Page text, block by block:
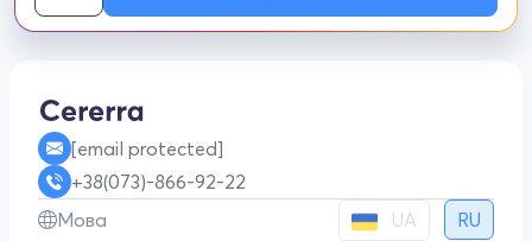
[email protected]
+38(073)-866-92-22
Мова
UA RU